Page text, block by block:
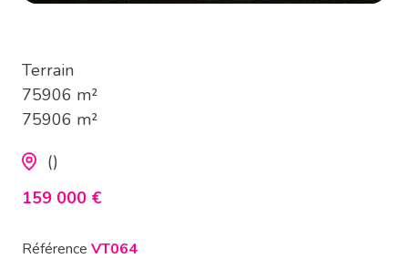
Terrain
75906 m²
75906 m²
()
159 000 €
Référence VT064